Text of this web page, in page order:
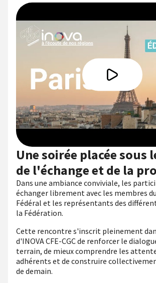
Une soirée placée sous
de l'échange et de la
Dans une ambiance conviviale, les
échanger librement avec les membres
Fédéral et les représentants des
la Fédération.
Cette rencontre s'inscrit pleinement
d'INOVA CFE-CGC de renforcer le
terrain, de mieux comprendre les
adhérents et de construire
de demain.